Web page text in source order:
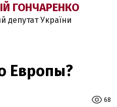
ГОНЧАРЕНКО
депутат України
Европы?
68